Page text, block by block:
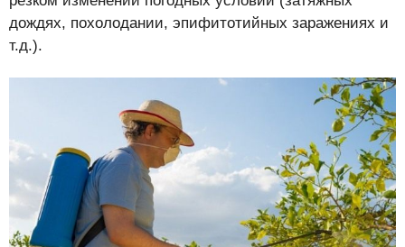
дождях, похолодании, эпифитотийных заражениях и
т.д.).